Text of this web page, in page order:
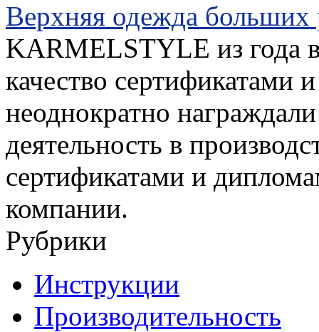
Верхняя одежда больших
KARMELSTYLE из года
качество
неоднократно
деятельность в
сертификатами и
компании.
Рубрики
Инструкции
Производительность